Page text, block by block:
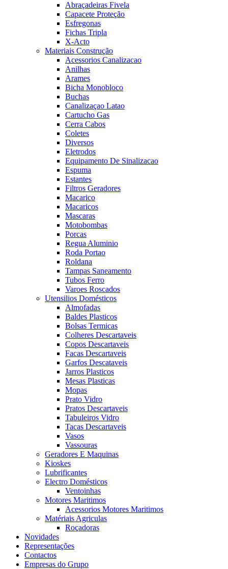
Abraçadeiras Fivela
Capacete Proteção
Esfregonas
Fichas Tripla
X-Acto
Materiais Construção
Acessorios Canalizacao
Anilhas
Arames
Bicha Monobloco
Buchas
Canalizaçao Latao
Cartucho Gas
Cerra Cabos
Coletes
Diversos
Eletrodos
Equipamento De Sinalizacao
Espuma
Estantes
Filtros Geradores
Macarico
Macaricos
Mascaras
Motobombas
Porcas
Regua Aluminio
Roda Portao
Roldana
Tampas Saneamento
Tubos Ferro
Varoes Roscados
Utensilios Domésticos
Almofadas
Baldes Plasticos
Bolsas Termicas
Colheres Descartaveis
Copos Descartaveis
Facas Descartaveis
Garfos Descataveis
Jarros Plasticos
Mesas Plasticas
Mopas
Prato Vidro
Pratos Descartaveis
Tabuleiros Vidro
Tacas Descartaveis
Vasos
Vassouras
Geradores E Maquinas
Kioskes
Lubrificantes
Electro Domésticos
Ventoinhas
Motores Maritimos
Acessorios Motores Maritimos
Matériais Agriculas
Roçadoras
Novidades
Representações
Contactos
Empresas do Grupo